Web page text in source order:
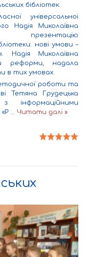
бібліотек.
універсальної
Надія Миколаївна
презентацію
нові умови –
Надія Миколаївна
реформи, надала
в тих умовах.
роботи та
Тетяна Грудецька
з інформаційними
... Читати далі »